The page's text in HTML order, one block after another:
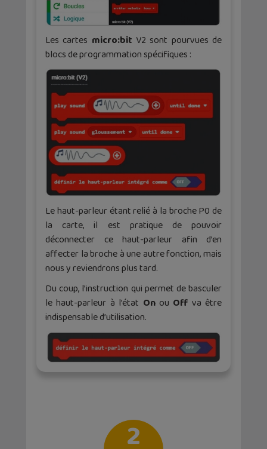
Les cartes micro:bit V2 sont pourvues de
blocs de programmation spécifiques :
Le haut-parleur étant relié à la broche P0 de
la carte, il est pratique de pouvoir
déconnecter ce haut-parleur afin d’en
affecter la broche à une autre fonction, mais
nous y reviendrons plus tard.
Du coup, l’instruction qui permet de basculer
le haut-parleur à l’état Onou Off va être
indispensable d’utilisation.
2